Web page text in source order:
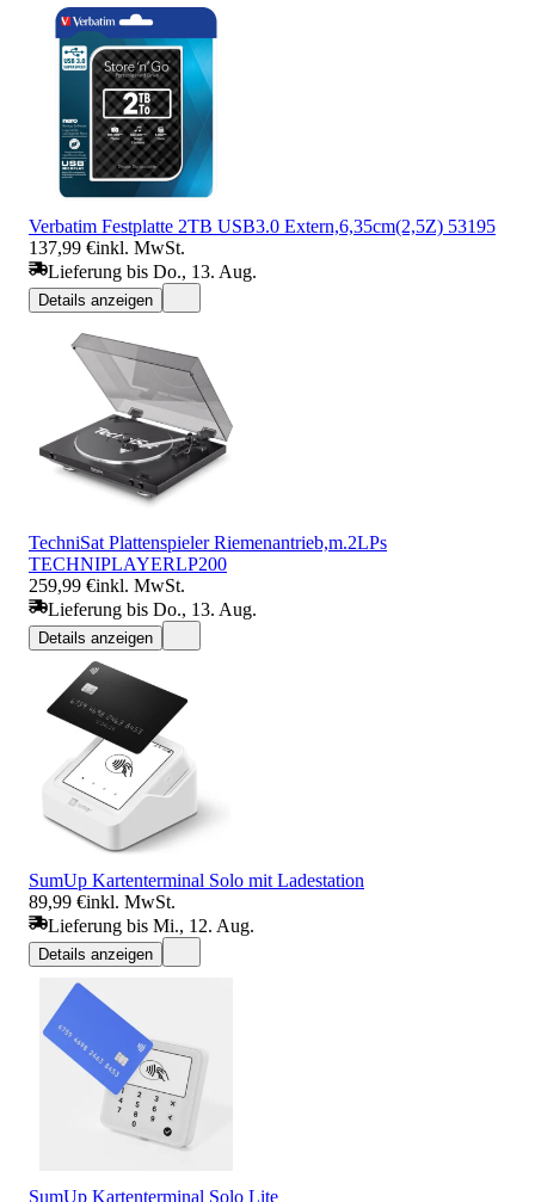
Verbatim Festplatte 2TB USB3.0 Extern,6,35cm(2,5Z) 53195
137,99 €inkl. MwSt.
Lieferung bis Do., 13. Aug.
Details anzeigen
TechniSat Plattenspieler Riemenantrieb,m.2LPs
TECHNIPLAYERLP200
259,99 €inkl. MwSt.
Lieferung bis Do., 13. Aug.
Details anzeigen
SumUp Kartenterminal Solo mit Ladestation
89,99 €inkl. MwSt.
Lieferung bis Mi., 12. Aug.
Details anzeigen
SumUp Kartenterminal Solo Lite